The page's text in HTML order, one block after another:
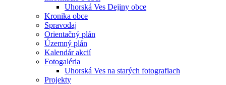
Uhorská Ves Dejiny obce
Kronika obce
Spravodaj
Orientačný plán
Územný plán
Kalendár akcií
Fotogaléria
Uhorská Ves na starých fotografiach
Projekty